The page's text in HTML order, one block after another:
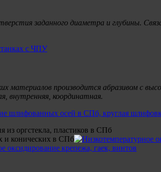
заданного диаметра и глубины.
материалов производится абразивом с
внутренняя, координатная.